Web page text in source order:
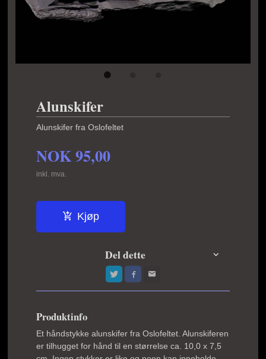
Alunskifer
Alunskifer fra Oslofeltet
NOK95,00
inkl. mva.
Kjøp
Del dette
Produktinfo
Et håndstykke alunskifer fra Oslofeltet. Alunskiferen
er tilhugget for hånd til en størrelse ca. 10,0 x 7,5